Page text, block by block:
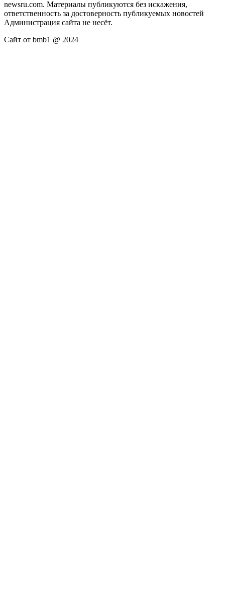
newsru.com. Материалы публикуются без искажения,
ответственность за достоверность публикуемых новостей
Администрация сайта не несёт.
Сайт от bmb1 @ 2024